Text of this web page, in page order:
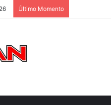
Último Momento